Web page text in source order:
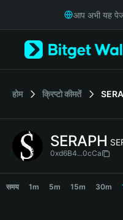
Русский
Italiano
简体中文
繁體中文
Bahasa Indonesia
आप अभी यह
होम क्रिप्टो कीमतें
SERAPH
0xd6B4...0cCa
समय 1m 5m 15m 30m